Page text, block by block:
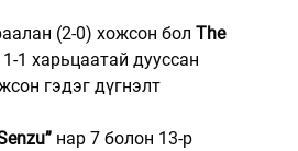
(2-0) хожсон бол The
1-1 харьцаатай дууссан
гэдэг дүгнэлт
нар 7 болон 13-р